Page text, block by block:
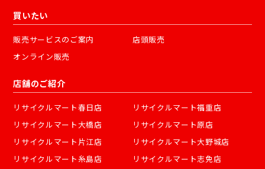
買いたい
販売サービスのご案内
店頭販売
オンライン販売
店舗のご紹介
リサイクルマート春日店
リサイクルマート福重店
リサイクルマート大橋店
リサイクルマート原店
リサイクルマート片江店
リサイクルマート大野城店
リサイクルマート糸島店
リサイクルマート志免店